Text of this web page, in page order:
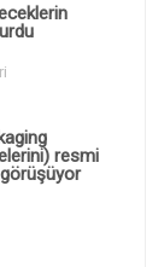
resmi